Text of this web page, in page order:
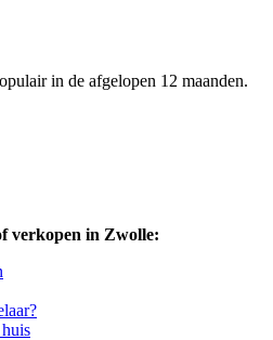
in de afgelopen 12 maanden.
verkopen in Zwolle: